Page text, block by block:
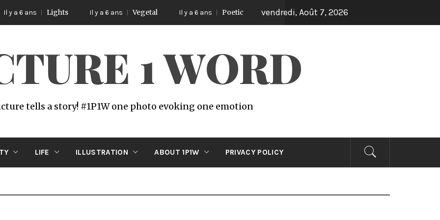
Lights Il y a 6 ans Vegetal Il y a 6 ans Poetic vendredi, Août 7, 2026
1 WORD
tells a story! #1P1W one photo evoking one emotion
LIFE ILLUSTRATION ABOUT 1P1W PRIVACY POLICY